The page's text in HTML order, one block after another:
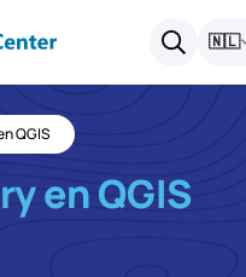
🇳🇱
QGIS
en QGIS